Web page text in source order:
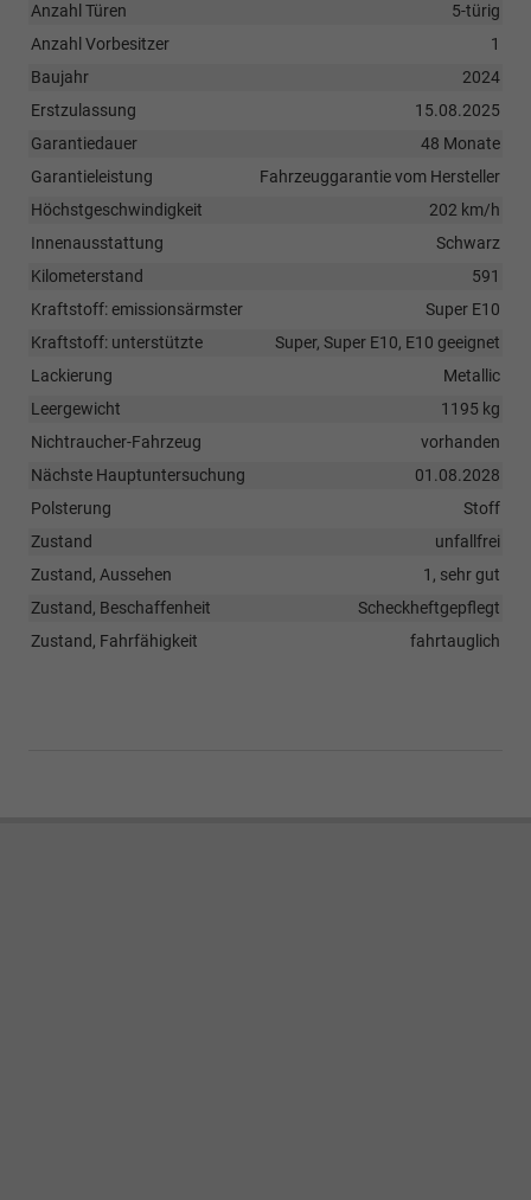
Anzahl Türen
5-türig
Anzahl Vorbesitzer
1
Baujahr
2024
Erstzulassung
15.08.2025
Garantiedauer
48 Monate
Garantieleistung
Fahrzeuggarantie vom Hersteller
Höchstgeschwindigkeit
202 km/h
Innenausstattung
Schwarz
Kilometerstand
591
Kraftstoff: emissionsärmster
Super E10
Kraftstoff: unterstützte
Super, Super E10, E10 geeignet
Lackierung
Metallic
Leergewicht
1195 kg
Nichtraucher-Fahrzeug
vorhanden
Nächste Hauptuntersuchung
01.08.2028
Polsterung
Stoff
Zustand
unfallfrei
Zustand, Aussehen
1, sehr gut
Zustand, Beschaffenheit
Scheckheftgepflegt
Zustand, Fahrfähigkeit
fahrtauglich